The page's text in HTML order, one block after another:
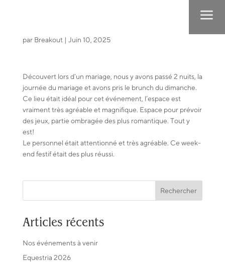
a
par Breakout | Juin 10, 2025
Découvert lors d’un mariage, nous y avons passé 2 nuits, la
journée du mariage et avons pris le brunch du dimanche.
Ce lieu était idéal pour cet événement, l’espace est
vraiment très agréable et magnifique. Espace pour prévoir
des jeux, partie ombragée des plus romantique. Tout y
est!
Le personnel était attentionné et très agréable. Ce week-
end festif était des plus réussi.
Rechercher
Articles récents
Nos événements à venir
Equestria 2026